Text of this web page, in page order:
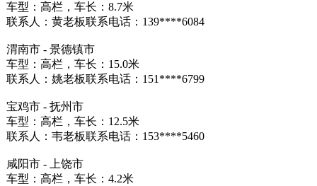
车型：高栏，车长：8.7米
联系人：黄老板联系电话：139****6084
渭南市 - 景德镇市
车型：高栏，车长：15.0米
联系人：姚老板联系电话：151****6799
宝鸡市 - 抚州市
车型：高栏，车长：12.5米
联系人：韦老板联系电话：153****5460
咸阳市 - 上饶市
车型：高栏，车长：4.2米